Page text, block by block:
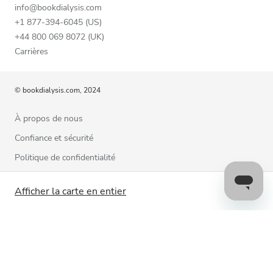
Afficher la carte en entier
info@bookdialysis.com
+1 877-394-6045 (US)
+44 800 069 8072 (UK)
Carrières
© bookdialysis.com, 2024
À propos de nous
Confiance et sécurité
Politique de confidentialité
Politique relative aux cookies